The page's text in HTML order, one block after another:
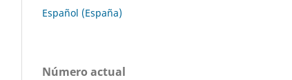
Español (España)
Número actual